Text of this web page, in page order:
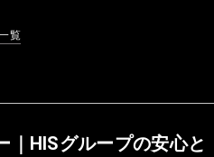
覧
｜HISグループの安心と